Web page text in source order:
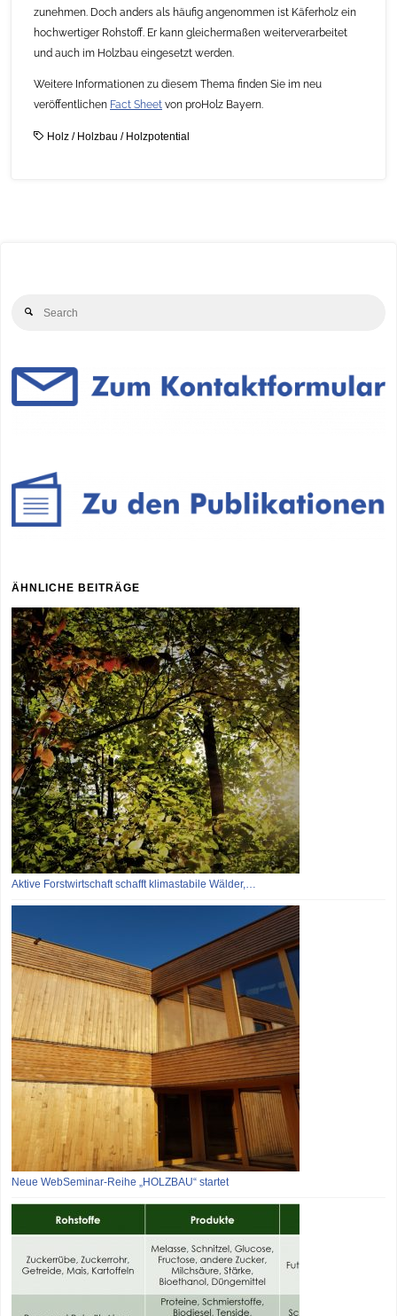
zunehmen. Doch anders als häufig angenommen ist Käferholz ein
hochwertiger Rohstoff. Er kann gleichermaßen weiterverarbeitet
und auch im Holzbau eingesetzt werden.
Weitere Informationen zu diesem Thema finden Sie im neu
veröffentlichen Fact Sheet von proHolz Bayern.
Holz/ Holzbau / Holzpotential
Search
ÄHNLICHE BEITRÄGE
Aktive Forstwirtschaft schafft klimastabile Wälder,…
Neue WebSeminar-Reihe „HOLZBAU“ startet